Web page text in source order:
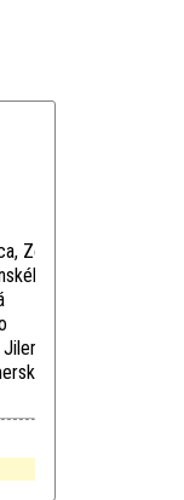
Zelená
cesta